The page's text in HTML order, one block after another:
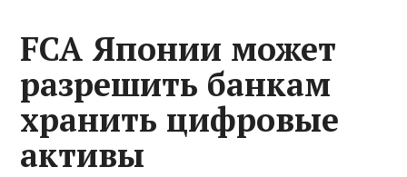
FCA Японии может
разрешить банкам
хранить цифровые
активы